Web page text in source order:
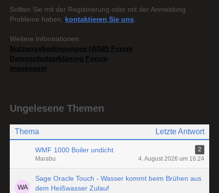
Sollten Sie mit der Registrierung oder mit der Anmeldung
Probleme haben, kontaktieren Sie uns
Weitere Informationen:
Nutzungsbedingungen (AGB) Forum
Datenschutzerklärung Forum
Impressum
Ungelesene Themen
Thema Letzte Antwort
WMF 1000 Boiler undicht
2
Marabu
4. August 2026 um 16:24
Sage Oracle Touch - Wasser kommt beim Brühen aus
dem Heißwasser Zulauf